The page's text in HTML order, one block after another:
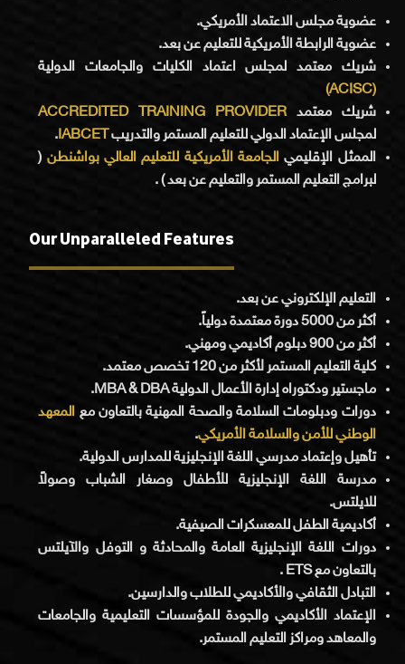
عضوية مجلس الاعتماد الأمريكي.
عضوية الرابطة الأمريكية للتعليم عن بعد.
شريك معتمد لمجلس اعتماد الكليات والجامعات الدولية
(ACISC)
شريك معتمدACCREDITED TRAINING PROVIDER
لمجلس الإعتماد الدولي للتعليم المستمر والتدريبIABCET
.
الممثل الإقليميالجامعة الأمريكية للتعليم العالي بواشنطن (
لبرامج التعليم المستمر والتعليم عن بعد ) .
Our Unparalleled Features
التعليم الإلكتروني عن بعد.
أكثر من 5000 دورة معتمدة دولياً.
أكثر من 900 دبلوم أكاديمي ومهني.
كلية التعليم المستمر لأكثر من 120 تخصص معتمد.
ماجستير ودكتوراه إدارة الأعمال الدولية MBA & DBA.
دورات ودبلومات السلامة والصحة المهنية بالتعاون مع المعهد
الوطني للأمن والسلامة الأمريكي.
تأهيل وإعتماد مدرسي اللغة الإنجليزية للمدارس الدولية.
مدرسة اللغة الإنجليزية للأطفال وصغار الشباب وصولاً
للايلتس.
أكاديمية الطفل للمعسكرات الصيفية.
دورات اللغة الإنجليزية العامة والمحادثة و التوفل والآيلتس
بالتعاون مع ETS .
التبادل الثقافي والأكاديمي للطلاب والدارسين.
الإعتماد الأكاديمي والجودة للمؤسسات التعليمية والجامعات
والمعاهد ومراكز التعليم المستمر.